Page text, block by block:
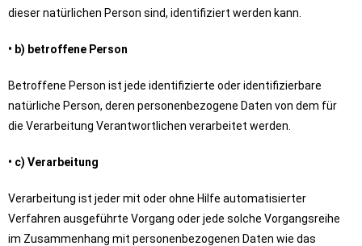
dieser natürlichen Person sind, identifiziert werden kann.
• b) betroffene Person
Betroffene Person ist jede identifizierte oder identifizierbare
natürliche Person, deren personenbezogene Daten von dem für
die Verarbeitung Verantwortlichen verarbeitet werden.
• c) Verarbeitung
Verarbeitung ist jeder mit oder ohne Hilfe automatisierter
Verfahren ausgeführte Vorgang oder jede solche Vorgangsreihe
im Zusammenhang mit personenbezogenen Daten wie das